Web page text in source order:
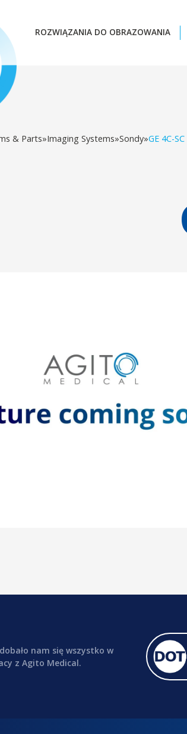
ROZWIĄZANIA DO OBRAZOWANIA
& Parts»Imaging Systems»Sondy»GE 4C-SC
nam się wszystko w
z Agito Medical.